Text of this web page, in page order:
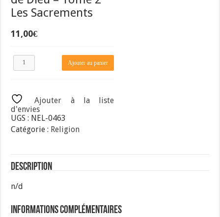
Les Sacrements
11,00€
quantité
Savais
le
Don
de
Dieu
2
Les
Sacrements
Ajouter au panier
Ajouter à la liste
d'envies
UGS : NEL-0463
Catégorie : Religion
Description
n/d
Informations complémentaires